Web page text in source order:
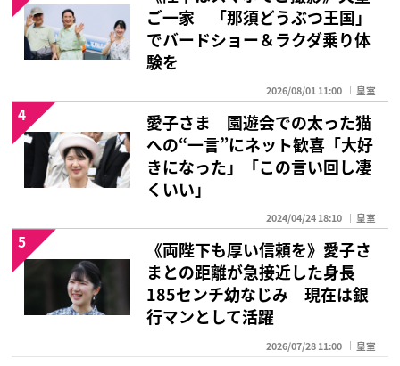
ご一家 「那須どうぶつ王国」
でバードショー＆ラクダ乗り体
験を
2026/08/01 11:00 皇室
愛子さま 園遊会での太った猫
への“一言”にネット歓喜「大好
きになった」「この言い回し凄
くいい」
2024/04/24 18:10 皇室
4
《両陛下も厚い信頼を》愛子さ
まとの距離が急接近した身長
185センチ幼なじみ 現在は銀
行マンとして活躍
2026/07/28 11:00 皇室
5